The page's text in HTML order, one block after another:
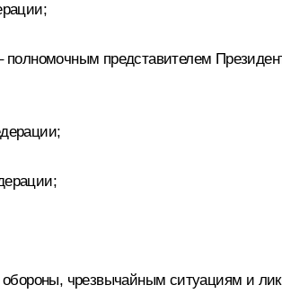
представителем
чрезвычайным ситуациям и